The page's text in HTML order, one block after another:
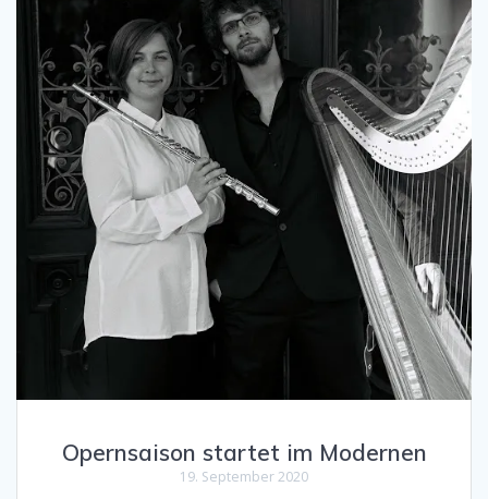
Opernsaison startet im Modernen
19. September 2020